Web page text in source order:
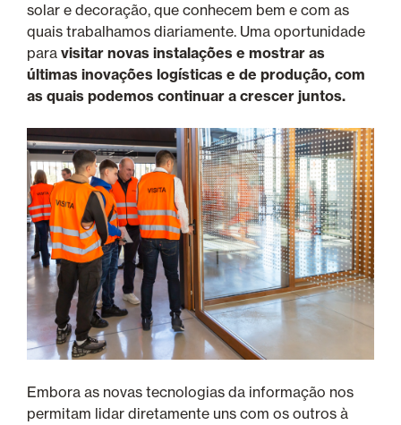
solar e decoração, que conhecem bem e com as
quais trabalhamos diariamente. Uma oportunidade
para visitar novas instalações e mostrar as
últimas inovações logísticas e de produção, com
as quais podemos continuar a crescer juntos.
Embora as novas tecnologias da informação nos
permitam lidar diretamente uns com os outros à